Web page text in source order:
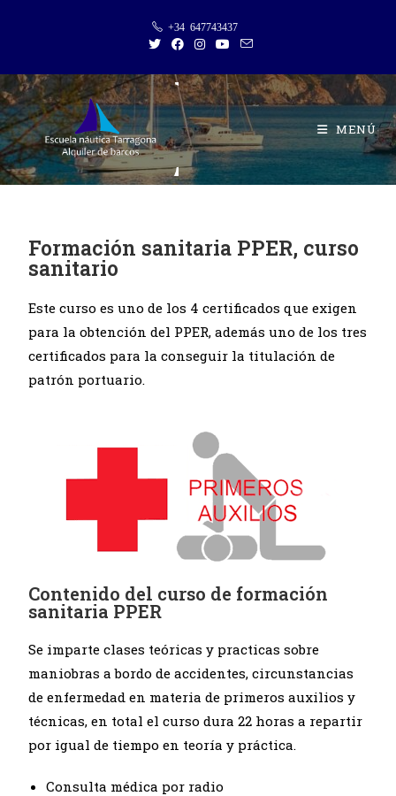
+34 647743437
MENÚ
Formación sanitaria PPER, curso
sanitario
Este curso es uno de los 4 certificados que exigen
para la obtención del PPER, además uno de los tres
certificados para la conseguir la titulación de
patrón portuario.
Contenido del curso de formación
sanitaria PPER
Se imparte clases teóricas y practicas sobre
maniobras a bordo de accidentes, circunstancias
de enfermedad en materia de primeros auxilios y
técnicas, en total el curso dura 22 horas a repartir
por igual de tiempo en teoría y práctica.
Consulta médica por radio